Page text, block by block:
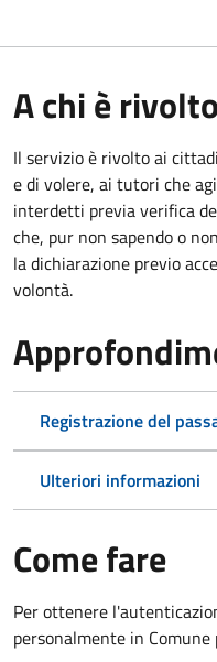
A chi è rivolto
Il servizio è rivolto ai
e di volere, ai tutori che
interdetti previa verifica
che, pur non sapendo o
la dichiarazione previo
volontà.
Registrazione del
Ulteriori informazioni
Come fare
Per ottenere
personalmente in Comune